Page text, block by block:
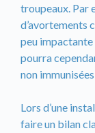
troupeaux. Par
d’avortements
peu impactante
pourra
non
Lors d’une
faire un bilan